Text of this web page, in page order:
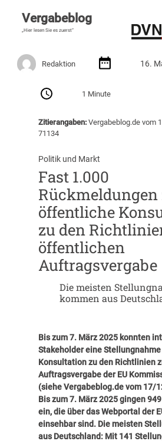
Vergabeblog
„Hier lesen Sie es zuerst“
Redaktion 16.
1 Minute
Zitierangaben:Vergabeblog.de vom
71134
Politik und Markt
Fast 1.000
Rückmeldungen
öffentliche
zu den
öffentlichen
Auftragsvergabe
Die meisten
kommen aus
Bis zum 7. März 2025 konnten
Stakeholder eine
Konsultation zu den Richtlinien
Auftragsvergabe der EU
(sieheVergabeblog.de vom 17/
Bis zum 7. März 2025 gingen
ein, die über dasWebportal der
einsehbar sind. Die meisten
aus Deutschland: Mit 141